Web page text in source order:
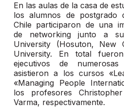
En las aulas de la casa de
los alumnos de postgrado
Chile participaron de una
de networking junto a
University (Hosuton, New
University. En total
ejecutivos de numerosas
asistieron a los cursos
«Managing People
los profesores
Varma, respectivamente.